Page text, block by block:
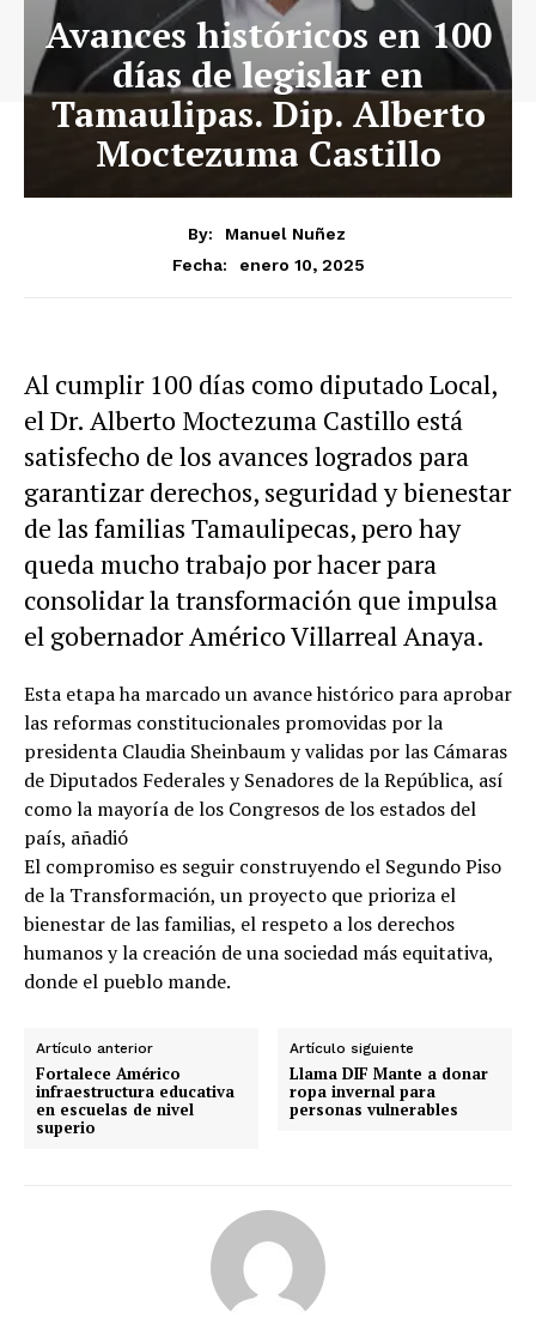
Avances históricos en 100
días de legislar en
Tamaulipas. Dip. Alberto
Moctezuma Castillo
By:
Manuel Nuñez
Fecha:
enero 10, 2025
Al cumplir 100 días como diputado Local,
el Dr. Alberto Moctezuma Castillo está
satisfecho de los avances logrados para
garantizar derechos, seguridad y bienestar
de las familias Tamaulipecas, pero hay
queda mucho trabajo por hacer para
consolidar la transformación que impulsa
el gobernador Américo Villarreal Anaya.
Esta etapa ha marcado un avance histórico para aprobar
las reformas constitucionales promovidas por la
presidenta Claudia Sheinbaum y validas por las Cámaras
de Diputados Federales y Senadores de la República, así
como la mayoría de los Congresos de los estados del
país, añadió
El compromiso es seguir construyendo el Segundo Piso
de la Transformación, un proyecto que prioriza el
bienestar de las familias, el respeto a los derechos
humanos y la creación de una sociedad más equitativa,
donde el pueblo mande.
Artículo anterior
Fortalece Américo
infraestructura educativa
en escuelas de nivel
superio
Artículo siguiente
Llama DIF Mante a donar
ropa invernal para
personas vulnerables